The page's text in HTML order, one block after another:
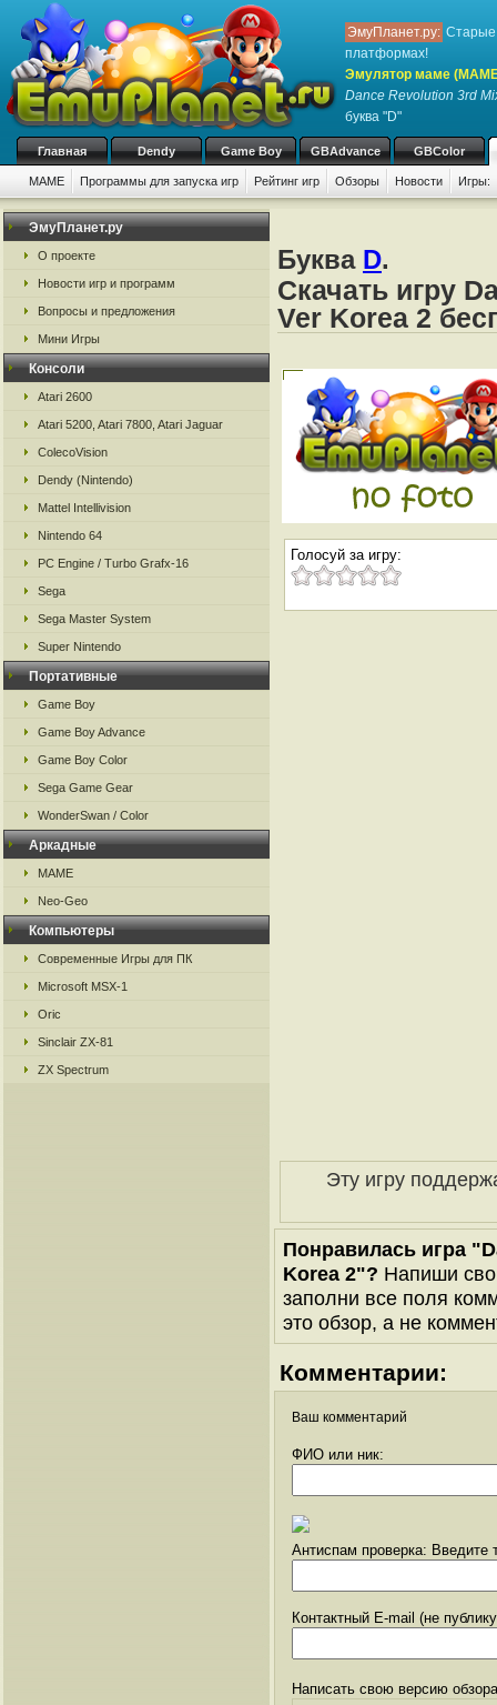
ЭмуПланет.ру: Старые
платформах!
Эмулятор маме
Dance Revolution 3rd
буква "D"
Главная Dendy Game Boy GBAdvance GBColor
MAME Программы для запуска игр Рейтинг игр Обзоры Новости Игры:
ЭмуПланет.ру
О проекте
Новости игр и программ
Вопросы и предложения
Мини Игры
Консоли
Atari 2600
Atari 5200, Atari 7800, Atari Jaguar
ColecoVision
Dendy (Nintendo)
Mattel Intellivision
Nintendo 64
PC Engine / Turbo Grafx-16
Sega
Sega Master System
Super Nintendo
Портативные
Game Boy
Game Boy Advance
Game Boy Color
Sega Game Gear
WonderSwan / Color
Аркадные
MAME
Neo-Geo
Компьютеры
Современные Игры для ПК
Microsoft MSX-1
Oric
Sinclair ZX-81
ZX Spectrum
Буква D.
Скачать игру
Ver Korea 2
Голосуй за игру:
Эту игру
Понравилась игра
Korea 2"? Напиши
заполни все поля
это обзор, а не
Комментарии:
Ваш комментарий
ФИО или ник:
Антиспам проверка: Введите
Контактный E-mail (не
Написать свою версию